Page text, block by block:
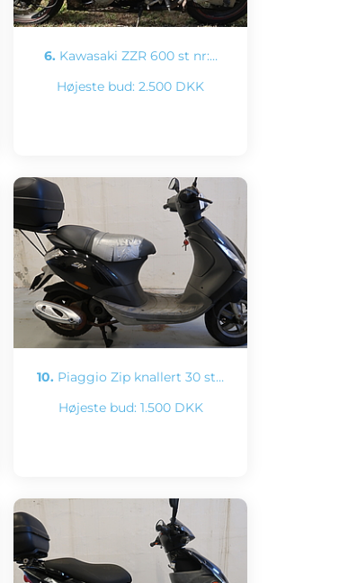
6. Kawasaki ZZR 600 st nr:…
Højeste bud: 2.500 DKK
10. Piaggio Zip knallert 30 st…
Højeste bud: 1.500 DKK